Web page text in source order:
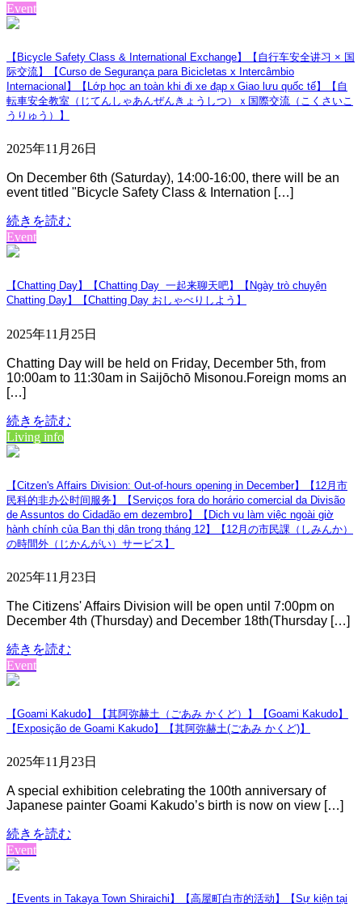
Event
【Bicycle Safety Class & International Exchange】【自行车安全讲习 × 国
际交流】【Curso de Segurança para Bicicletas x Intercâmbio
Internacional】【Lớp học an toàn khi đi xe đạpｘGiao lưu quốc tế】【自
転車安全教室（じてんしゃあんぜんきょうしつ）ｘ国際交流（こくさいこ
うりゅう）】
2025年11月26日
On December 6th (Saturday), 14:00-16:00, there will be an
event titled "Bicycle Safety Class & Internation […]
続きを読む
Event
【Chatting Day】【Chatting Day 一起来聊天吧】【Ngày trò chuyện
Chatting Day】【Chatting Day おしゃべりしよう】
2025年11月25日
Chatting Day will be held on Friday, December 5th, from
10:00am to 11:30am in Saijōchō Misonou.Foreign moms an
[…]
続きを読む
Living info
【Citzen's Affairs Division: Out-of-hours opening in December】【12月市
民科的非办公时间服务】【Serviços fora do horário comercial da Divisão
de Assuntos do Cidadão em dezembro】【Dịch vụ làm việc ngoài giờ
hành chính của Ban thị dân trong tháng 12】【12月の市民課（しみんか）
の時間外（じかんがい）サービス】
2025年11月23日
The Citizens' Affairs Division will be open until 7:00pm on
December 4th (Thursday) and December 18th(Thursday […]
続きを読む
Event
【Goami Kakudo】【其阿弥赫土（ごあみ かくど）】【Goami Kakudo】
【Exposição de Goami Kakudo】【其阿弥赫土(ごあみ かくど)】
2025年11月23日
A special exhibition celebrating the 100th anniversary of
Japanese painter Goami Kakudo’s birth is now on view […]
続きを読む
Event
【Events in Takaya Town Shiraichi】【高屋町白市的活动】【Sự kiện tại